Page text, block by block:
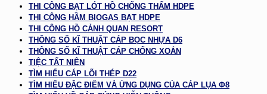
THI CÔNG BẠT LÓT HỒ CHỐNG THẤM HDPE
THI CÔNG HẦM BIOGAS BẠT HDPE
THI CÔNG HỒ CẢNH QUAN RESORT
THÔNG SỐ KĨ THUẬT CÁP BỌC NHỰA D6
THÔNG SỐ KĨ THUẬT CÁP CHỐNG XOẮN
TIỆC TẤT NIÊN
TÌM HIỂU CÁP LÕI THÉP D22
TÌM HIỂU ĐẶC ĐIỂM VÀ ỨNG DỤNG CỦA CÁP LỤA Φ8